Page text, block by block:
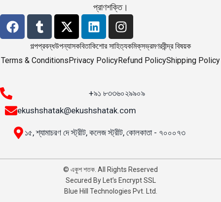
প্রাণশক্তি।
গল্পপ্রবন্ধউপন্যাসকবিতাকিশোর সাহিত্যকমিক্‌সভ্রমণরবীন্দ্র বিষয়ক
Terms & ConditionsPrivacy PolicyRefund PolicyShipping Policy
+৯১ ৮৩৩৬০২৯৯০৯
ekushshatak@ekushshatak.com
১৫, শ্যামাচরণ দে স্ট্রীট, কলেজ স্ট্রীট, কোলকাতা - ৭০০০৭৩
© একুশ শতক. All Rights Reserved
Secured By Let’s Encrypt SSL
Blue Hill Technologies Pvt. Ltd.